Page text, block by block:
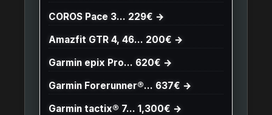
COROS Pace 3… 229€ →
Amazfit GTR 4, 46… 200€ →
Garmin epix Pro… 620€ →
Garmin Forerunner®… 637€ →
Garmin tactix® 7… 1,300€ →